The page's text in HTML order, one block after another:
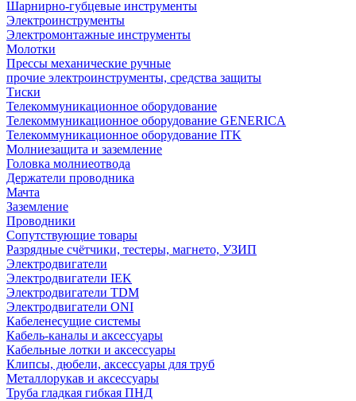
Шарнирно-губцевые инструменты
Электроинструменты
Электромонтажные инструменты
Молотки
Прессы механические ручные
прочие электроинструменты, средства защиты
Тиски
Телекоммуникационное оборудование
Телекоммуникационное оборудование GENERICA
Телекоммуникационное оборудование ITK
Молниезащита и заземление
Головка молниеотвода
Держатели проводника
Мачта
Заземление
Проводники
Сопутствующие товары
Разрядные счётчики, тестеры, магнето, УЗИП
Электродвигатели
Электродвигатели IEK
Электродвигатели TDM
Электродвигатели ONI
Кабеленесущие системы
Кабель-каналы и аксессуары
Кабельные лотки и аксессуары
Клипсы, дюбели, аксессуары для труб
Металлорукав и аксессуары
Труба гладкая гибкая ПНД